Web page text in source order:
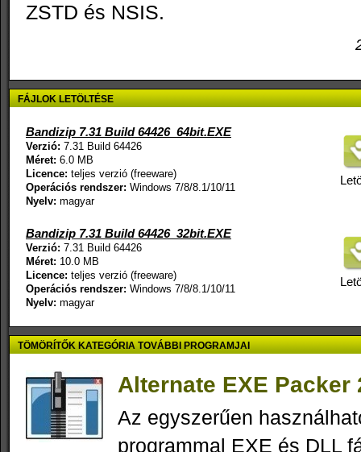
ZSTD és NSIS.
FÁJLOK LETÖLTÉSE
Bandizip 7.31 Build 64426_64bit.EXE
Verzió: 7.31 Build 64426
Méret: 6.0 MB
Licence: teljes verzió (freeware)
Operációs rendszer: Windows 7/8/8.1/10/11
Nyelv: magyar
Bandizip 7.31 Build 64426_32bit.EXE
Verzió: 7.31 Build 64426
Méret: 10.0 MB
Licence: teljes verzió (freeware)
Operációs rendszer: Windows 7/8/8.1/10/11
Nyelv: magyar
TÖMÖRÍTŐK KATEGÓRIA TOVÁBBI PROGRAMJAI
Alternate EXE Packer
Az egyszerűen
programmal EXE és DLL